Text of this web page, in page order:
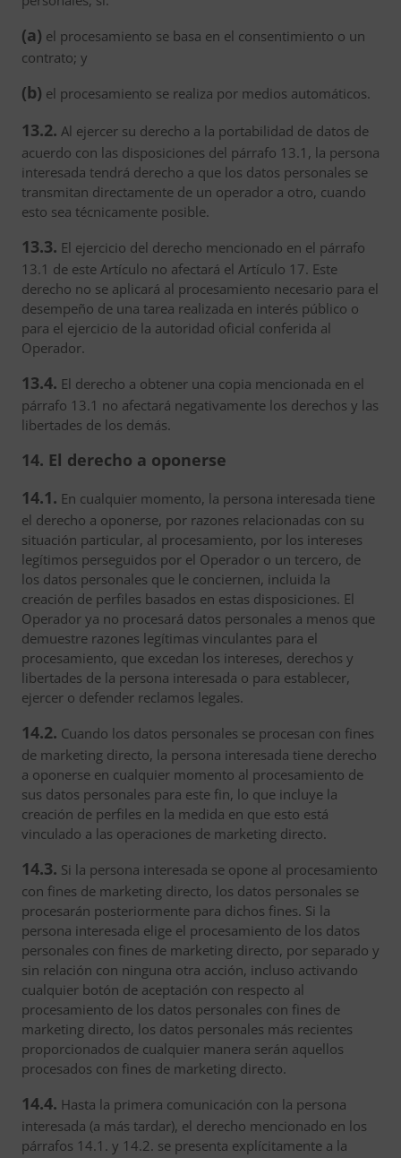
(a) el procesamiento se basa en el consentimiento o un
contrato; y
(b) el procesamiento se realiza por medios automáticos.
13.2. Al ejercer su derecho a la portabilidad de datos de
acuerdo con las disposiciones del párrafo 13.1, la persona
interesada tendrá derecho a que los datos personales se
transmitan directamente de un operador a otro, cuando
esto sea técnicamente posible.
13.3. El ejercicio del derecho mencionado en el párrafo
13.1 de este Artículo no afectará el Artículo 17. Este
derecho no se aplicará al procesamiento necesario para el
desempeño de una tarea realizada en interés público o
para el ejercicio de la autoridad oficial conferida al
Operador.
13.4. El derecho a obtener una copia mencionada en el
párrafo 13.1 no afectará negativamente los derechos y las
libertades de los demás.
14. El derecho a oponerse
14.1. En cualquier momento, la persona interesada tiene
el derecho a oponerse, por razones relacionadas con su
situación particular, al procesamiento, por los intereses
legítimos perseguidos por el Operador o un tercero, de
los datos personales que le conciernen, incluida la
creación de perfiles basados en estas disposiciones. El
Operador ya no procesará datos personales a menos que
demuestre razones legítimas vinculantes para el
procesamiento, que excedan los intereses, derechos y
libertades de la persona interesada o para establecer,
ejercer o defender reclamos legales.
14.2. Cuando los datos personales se procesan con fines
de marketing directo, la persona interesada tiene derecho
a oponerse en cualquier momento al procesamiento de
sus datos personales para este fin, lo que incluye la
creación de perfiles en la medida en que esto está
vinculado a las operaciones de marketing directo.
14.3. Si la persona interesada se opone al procesamiento
con fines de marketing directo, los datos personales se
procesarán posteriormente para dichos fines. Si la
persona interesada elige el procesamiento de los datos
personales con fines de marketing directo, por separado y
sin relación con ninguna otra acción, incluso activando
cualquier botón de aceptación con respecto al
procesamiento de los datos personales con fines de
marketing directo, los datos personales más recientes
proporcionados de cualquier manera serán aquellos
procesados con fines de marketing directo.
14.4. Hasta la primera comunicación con la persona
interesada (a más tardar), el derecho mencionado en los
párrafos 14.1. y 14.2. se presenta explícitamente a la